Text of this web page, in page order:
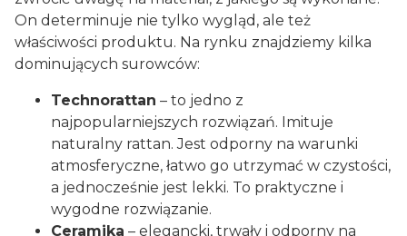
On determinuje nie tylko wygląd, ale też
właściwości produktu. Na rynku znajdziemy kilka
dominujących surowców:
Technorattan – to jedno z
najpopularniejszych rozwiązań. Imituje
naturalny rattan. Jest odporny na warunki
atmosferyczne, łatwo go utrzymać w czystości,
a jednocześnie jest lekki. To praktyczne i
wygodne rozwiązanie.
Ceramika – elegancki, trwały i odporny na